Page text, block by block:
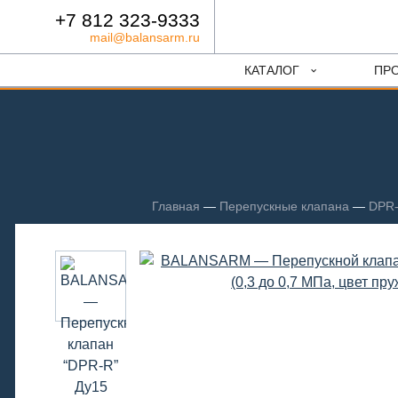
+7 812 323-9333
mail@balansarm.ru
КАТАЛОГ
Главная — Перепускные клапана —